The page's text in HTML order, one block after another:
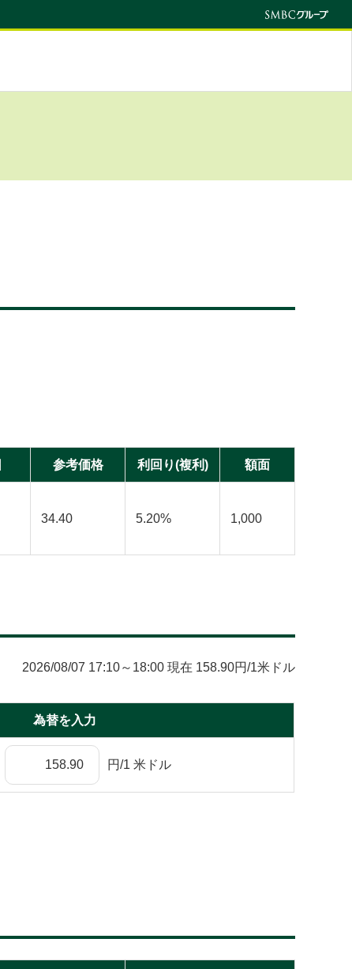
参考価格 利回り(複利) 額面
34.40 5.20% 1,000
2026/08/07 17:10～18:00 現在 158.90円/1米ドル
為替を入力
円/1 米ドル